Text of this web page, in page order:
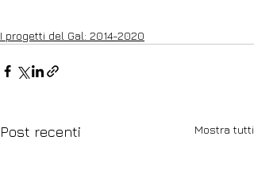
I progetti del Gal: 2014-2020
Post recenti Mostra tutti